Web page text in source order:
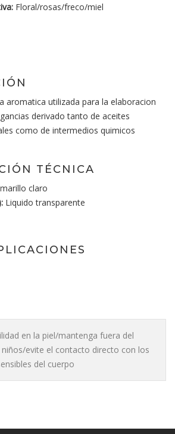
Floral/rosas/freco/miel
aromatica utilizada para la elaboracion
derivado tanto de aceites
como de intermedios quimicos
TÉCNICA
claro
Liquido transparente
en la piel/mantenga fuera del
niños/evite el contacto directo con los
del cuerpo